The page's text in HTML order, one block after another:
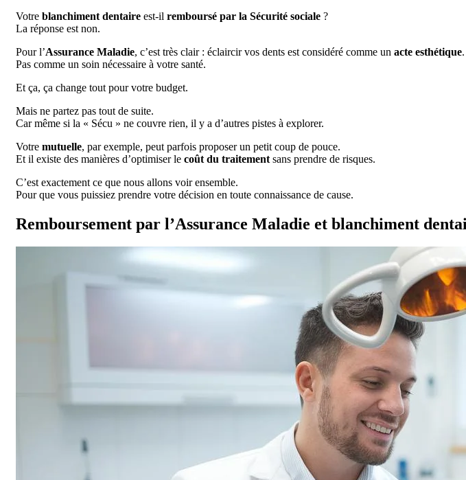
Votre blanchiment dentaire est-il remboursé par la Sécurité sociale ?
La réponse est non.
Pour l’Assurance Maladie, c’est très clair : éclaircir vos dents est considéré comme un acte esthétique.
Pas comme un soin nécessaire à votre santé.
Et ça, ça change tout pour votre budget.
Mais ne partez pas tout de suite.
Car même si la « Sécu » ne couvre rien, il y a d’autres pistes à explorer.
Votre mutuelle, par exemple, peut parfois proposer un petit coup de pouce.
Et il existe des manières d’optimiser le coût du traitement sans prendre de risques.
C’est exactement ce que nous allons voir ensemble.
Pour que vous puissiez prendre votre décision en toute connaissance de cause.
Remboursement par l’Assurance Maladie et blanchiment